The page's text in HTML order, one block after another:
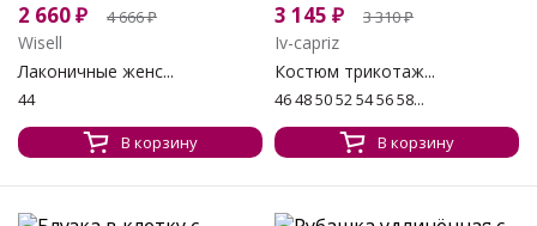
2 660₽ 4 666₽
Wisell
Лаконичные женс...
44
В корзину
3 145 ₽ 3 310₽
Iv-capriz
Костюм трикотаж...
46 48 50 52 54 56 58...
В корзину